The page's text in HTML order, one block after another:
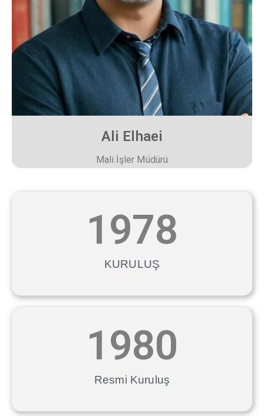
Ali Elhaei
Mali İşler Müdürü
KURULUŞ
1978
Resmi Kuruluş
1980